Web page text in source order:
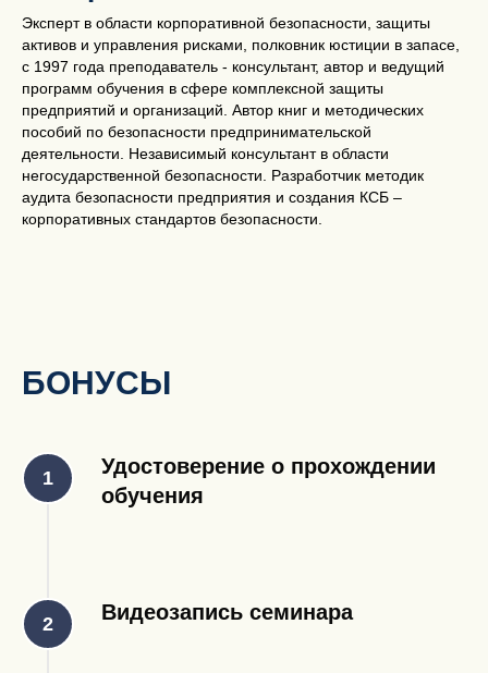
Эксперт в области корпоративной безопасности, защиты
активов и управления рисками, полковник юстиции в запасе,
с 1997 года преподаватель - консультант, автор и ведущий
программ обучения в сфере комплексной защиты
предприятий и организаций. Автор книг и методических
пособий по безопасности предпринимательской
деятельности. Независимый консультант в области
негосударственной безопасности. Разработчик методик
аудита безопасности предприятия и создания КСБ –
корпоративных стандартов безопасности.
БОНУСЫ
Удостоверение о прохождении
обучения
Видеозапись семинара